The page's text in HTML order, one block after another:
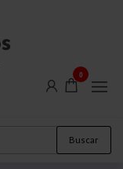
0
Buscar